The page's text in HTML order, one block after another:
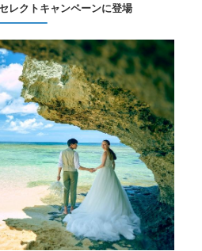
レクトキャンペーンに登場